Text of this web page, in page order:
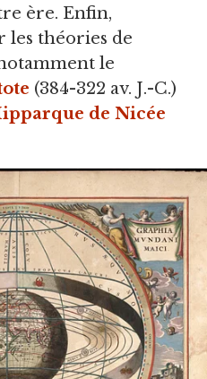
ère. Enfin,
les théories de
le
(384-322 av. J.-C.)
de Nicée